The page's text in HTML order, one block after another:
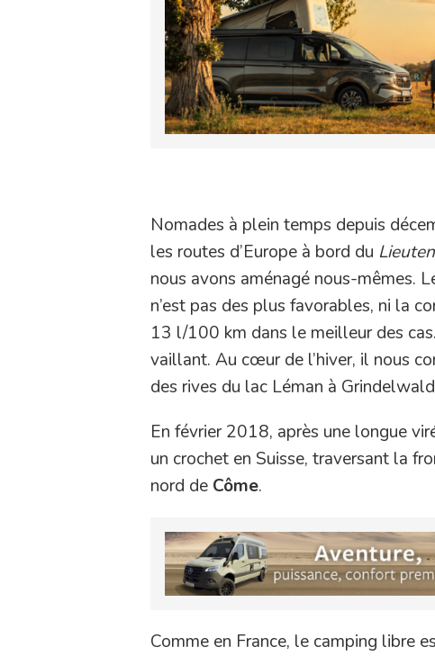
Nomades à plein temps depuis
les routes d’Europe à bord du
nous avons aménagé nous-mêmes.
n’est pas des plus favorables, ni la
13 l/100 km dans le meilleur des
vaillant. Au cœur de l’hiver, il nous
des rives du lac Léman à
En février 2018, après une longue
un crochet en Suisse, traversant la
nord de Côme.
Comme en France, le camping libre